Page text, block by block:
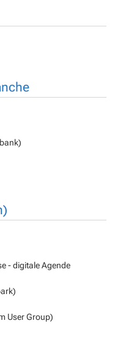
- digitale Agende
User Group)